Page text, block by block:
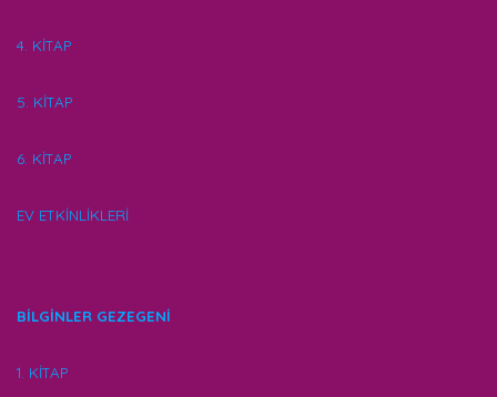
4. KİTAP
5. KİTAP
6. KİTAP
EV ETKİNLİKLERİ
BİLGİNLER GEZEGENİ
1. KİTAP